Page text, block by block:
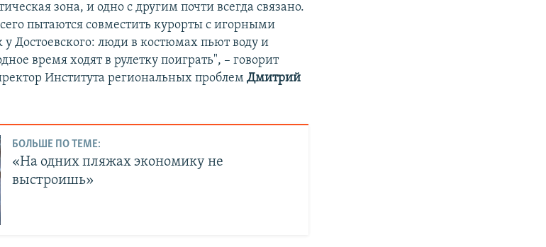
зона, и одно с другим почти всегда связано.
пытаются совместить курорты с игорными
Достоевского: люди в костюмах пьют воду и
время ходят в рулетку поиграть", – говорит
Института региональных проблем Дмитрий
БОЛЬШЕ ПО ТЕМЕ:
«На одних пляжах экономику не
выстроишь»